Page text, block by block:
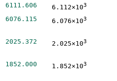
6111.606 6.112×103
6076.115 6.076×103
2025.372 2.025×103
1852.000 1.852×103